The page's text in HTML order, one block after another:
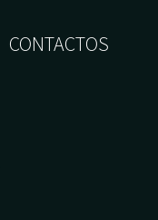
CONTACTOS